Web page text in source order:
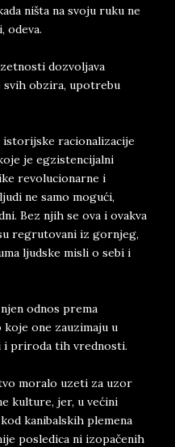
ništa na svoju ruku ne
odeva.
dozvoljava
svih obzira, upotrebu
racionalizacije
je egzistencijalni
revolucionarne i
ne samo mogući,
Bez njih se ova i ovakva
regrutovani iz gornjeg,
ljudske misli o sebi i
odnos prema
one zauzimaju u
i priroda tih vrednosti.
moralo uzeti za uzor
kulture, jer, u većini
kanibalskih plemena
posledica ni izopačenih